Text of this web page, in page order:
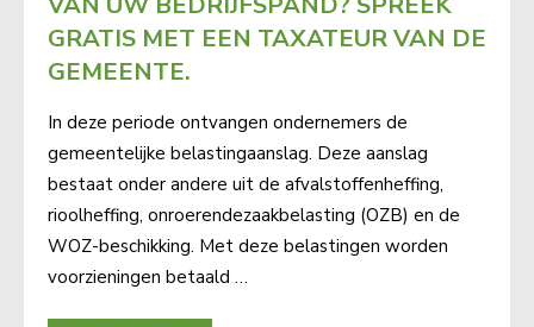
GRATIS MET EEN TAXATEUR VAN DE
GEMEENTE.
In deze periode ontvangen ondernemers de
gemeentelijke belastingaanslag. Deze aanslag
bestaat onder andere uit de afvalstoffenheffing,
rioolheffing, onroerendezaakbelasting (OZB) en de
WOZ-beschikking. Met deze belastingen worden
voorzieningen betaald …